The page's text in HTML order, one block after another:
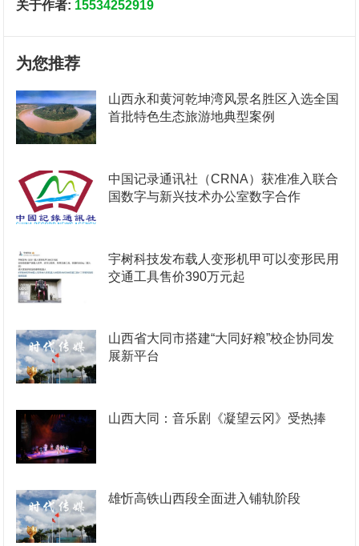
关于作者: 15534252919
为您推荐
山西永和黄河乾坤湾风景名胜区入选全国
首批特色生态旅游地典型案例
中国记录通讯社（CRNA）获准准入联合
国数字与新兴技术办公室数字合作
宇树科技发布载人变形机甲可以变形民用
交通工具售价390万元起
山西省大同市搭建“大同好粮”校企协同发
展新平台
山西大同：音乐剧《凝望云冈》受热捧
雄忻高铁山西段全面进入铺轨阶段